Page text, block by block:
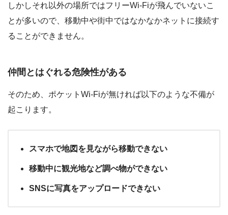
しかしそれ以外の場所ではフリーWi-Fiが飛んでいないこ
とが多いので、移動中や街中ではなかなかネットに接続す
ることができません。
仲間とはぐれる危険性がある
そのため、ポケットWi-Fiが無ければ以下のような不備が
起こります。
スマホで地図を見ながら移動できない
移動中に観光地など調べ物ができない
SNSに写真をアップロードできない